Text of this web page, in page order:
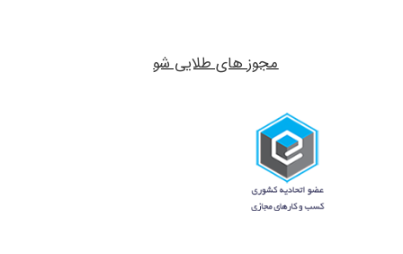
مجوز های طلایی شو